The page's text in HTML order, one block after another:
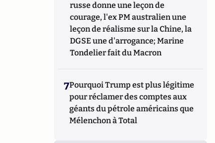
russe donne une leçon de
courage, l'ex PM australien une
leçon de réalisme sur la Chine, la
DGSE une d'arrogance; Marine
Tondelier fait du Macron
7Pourquoi Trump est plus légitime
pour réclamer des comptes aux
géants du pétrole américains que
Mélenchon à Total